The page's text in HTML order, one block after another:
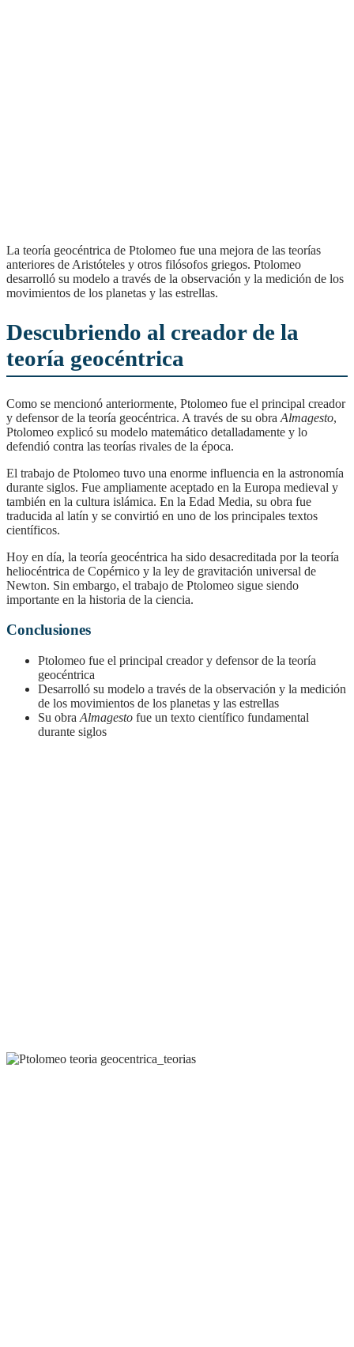
La teoría geocéntrica de Ptolomeo fue una mejora de las teorías
anteriores de Aristóteles y otros filósofos griegos. Ptolomeo
desarrolló su modelo a través de la observación y la medición de los
movimientos de los planetas y las estrellas.
Descubriendo al creador de la
teoría geocéntrica
Como se mencionó anteriormente, Ptolomeo fue el principal creador
y defensor de la teoría geocéntrica. A través de su obra Almagesto,
Ptolomeo explicó su modelo matemático detalladamente y lo
defendió contra las teorías rivales de la época.
El trabajo de Ptolomeo tuvo una enorme influencia en la astronomía
durante siglos. Fue ampliamente aceptado en la Europa medieval y
también en la cultura islámica. En la Edad Media, su obra fue
traducida al latín y se convirtió en uno de los principales textos
científicos.
Hoy en día, la teoría geocéntrica ha sido desacreditada por la teoría
heliocéntrica de Copérnico y la ley de gravitación universal de
Newton. Sin embargo, el trabajo de Ptolomeo sigue siendo
importante en la historia de la ciencia.
Conclusiones
Ptolomeo fue el principal creador y defensor de la teoría
geocéntrica
Desarrolló su modelo a través de la observación y la medición
de los movimientos de los planetas y las estrellas
Su obra Almagesto fue un texto científico fundamental
durante siglos